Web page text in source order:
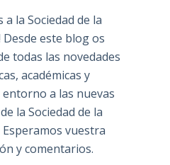
a la Sociedad de la
este blog os
todas las novedades
académicas y
a las nuevas
la Sociedad de la
vuestra
y comentarios.